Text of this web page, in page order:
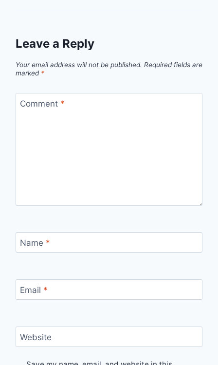
Leave a Reply
Your email address will not be published. Required fields are
marked *
Comment *
Name *
Email *
Website